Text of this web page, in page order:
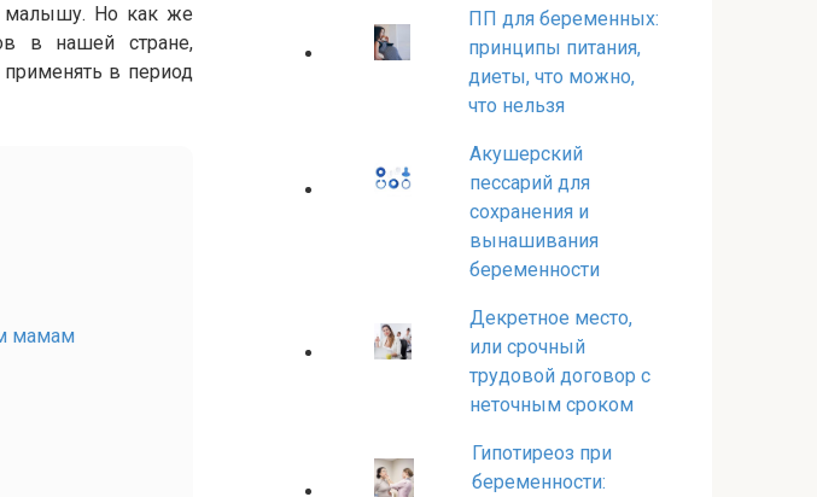
малышу. Но как же
в нашей стране,
в период
мамам
ПП для беременных:
принципы питания,
диеты, что можно,
что нельзя
Акушерский
пессарий для
сохранения и
вынашивания
беременности
Декретное место,
или срочный
трудовой договор с
неточным сроком
Гипотиреоз при
беременности: